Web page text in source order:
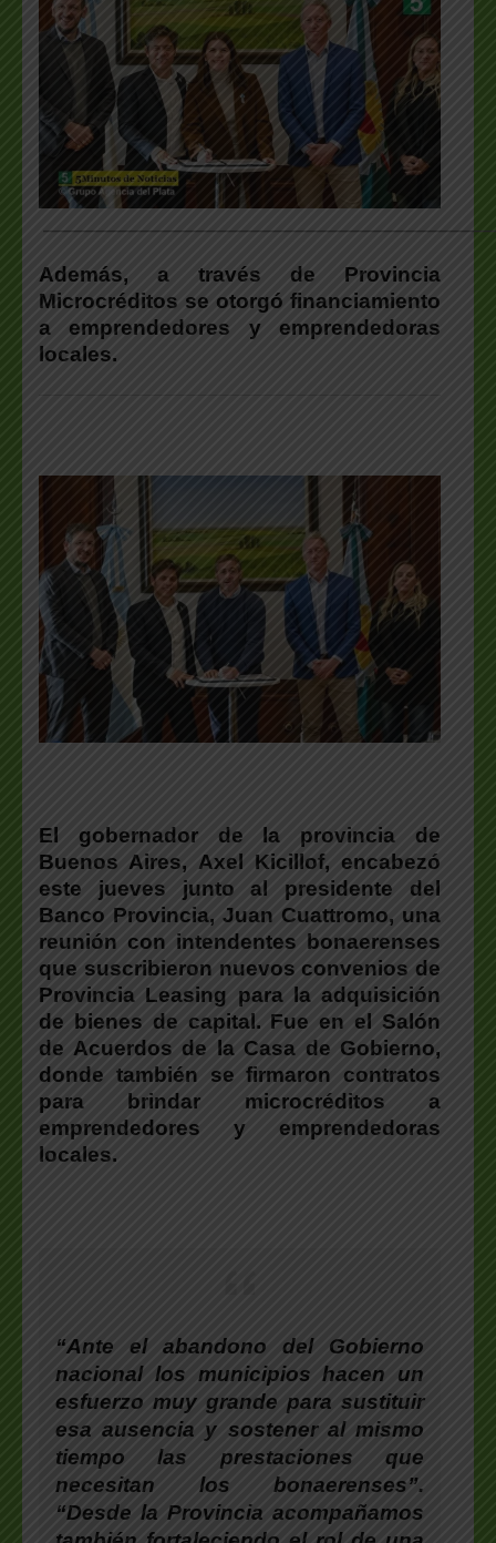
Además, a través de Provincia
Microcréditos se otorgó financiamiento
a emprendedores y emprendedoras
locales.
El gobernador de la provincia de
Buenos Aires, Axel Kicillof, encabezó
este jueves junto al presidente del
Banco Provincia, Juan Cuattromo, una
reunión con intendentes bonaerenses
que suscribieron nuevos convenios de
Provincia Leasing para la adquisición
de bienes de capital. Fue en el Salón
de Acuerdos de la Casa de Gobierno,
donde también se firmaron contratos
para brindar microcréditos a
emprendedores y emprendedoras
locales.
“Ante el abandono del Gobierno
nacional los municipios hacen un
esfuerzo muy grande para sustituir
esa ausencia y sostener al mismo
tiempo las prestaciones que
necesitan los bonaerenses”.
“Desde la Provincia acompañamos